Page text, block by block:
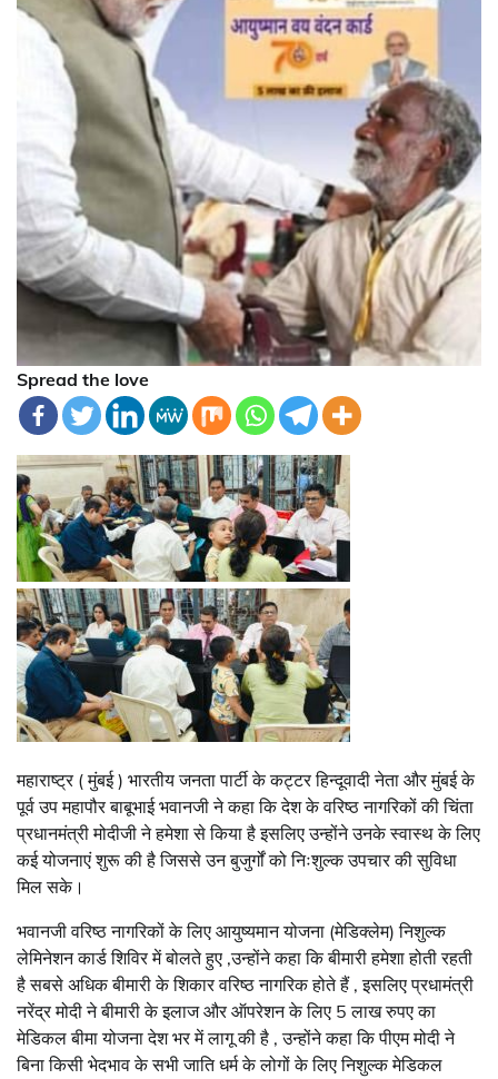
Spread the love
महाराष्ट्र ( मुंबई ) भारतीय जनता पार्टी के कट्टर हिन्दूवादी नेता और मुंबई के
पूर्व उप महापौर बाबूभाई भवानजी ने कहा कि देश के वरिष्ठ नागरिकों की चिंता
प्रधानमंत्री मोदीजी ने हमेशा से किया है इसलिए उन्होंने उनके स्वास्थ के लिए
कई योजनाएं शुरू की है जिससे उन बुजुर्गों को निःशुल्क उपचार की सुविधा
मिल सके।
भवानजी वरिष्ठ नागरिकों के लिए आयुष्यमान योजना (मेडिक्लेम) निशुल्क
लेमिनेशन कार्ड शिविर में बोलते हुए ,उन्होंने कहा कि बीमारी हमेशा होती रहती
है सबसे अधिक बीमारी के शिकार वरिष्ठ नागरिक होते हैं , इसलिए प्रधामंत्री
नरेंद्र मोदी ने बीमारी के इलाज और ऑपरेशन के लिए 5 लाख रुपए का
मेडिकल बीमा योजना देश भर में लागू की है , उन्होंने कहा कि पीएम मोदी ने
बिना किसी भेदभाव के सभी जाति धर्म के लोगों के लिए निशुल्क मेडिकल